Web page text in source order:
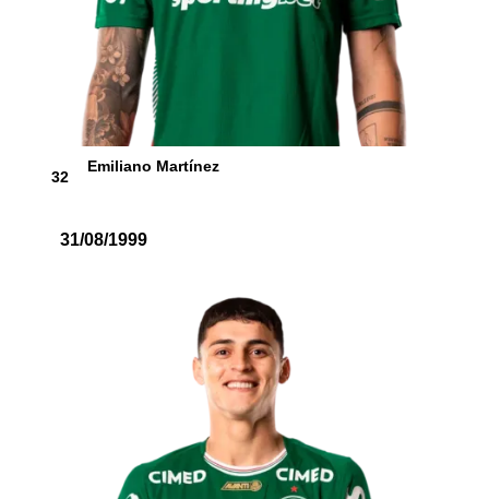
32
Emiliano Martínez
31/08/1999